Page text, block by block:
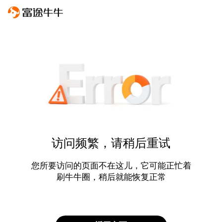
访问频繁，请稍后重试
您所要访问的页面不在这儿，它可能正忙着
刷牛牛圈，稍后就能恢复正常